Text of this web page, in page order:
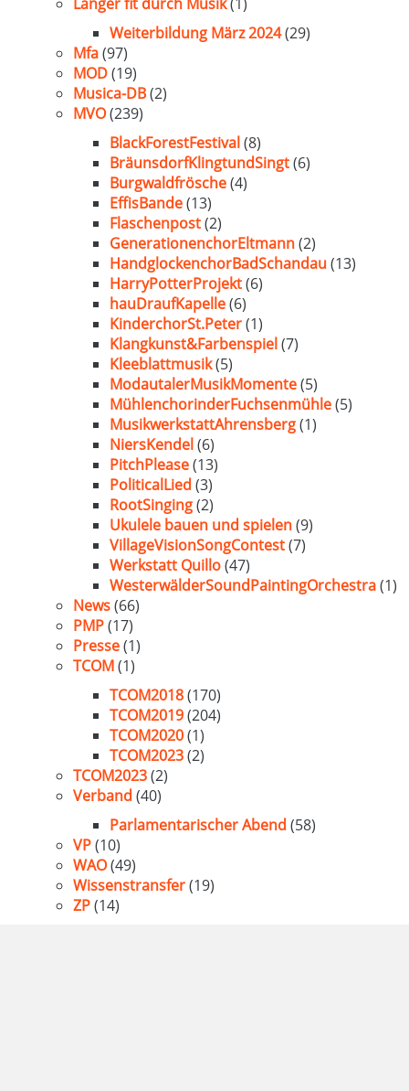
Weiterbildung März 2024(29)
Mfa(97)
MOD(19)
Musica-DB(2)
MVO(239)
BlackForestFestival(8)
BräunsdorfKlingtundSingt(6)
Burgwaldfrösche(4)
EffisBande(13)
Flaschenpost(2)
GenerationenchorEltmann(2)
HandglockenchorBadSchandau(13)
HarryPotterProjekt(6)
hauDraufKapelle(6)
KinderchorSt.Peter(1)
Klangkunst&Farbenspiel(7)
Kleeblattmusik(5)
ModautalerMusikMomente(5)
MühlenchorinderFuchsenmühle(5)
MusikwerkstattAhrensberg(1)
NiersKendel(6)
PitchPlease(13)
PoliticalLied (3)
RootSinging(2)
Ukulele bauen und spielen(9)
VillageVisionSongContest(7)
Werkstatt Quillo(47)
WesterwälderSoundPaintingOrchestra(1)
News(66)
PMP(17)
Presse(1)
TCOM(1)
TCOM2018(170)
TCOM2019(204)
TCOM2020(1)
TCOM2023(2)
TCOM2023(2)
Verband (40)
Parlamentarischer Abend (58)
VP(10)
WAO(49)
Wissenstransfer(19)
ZP(14)